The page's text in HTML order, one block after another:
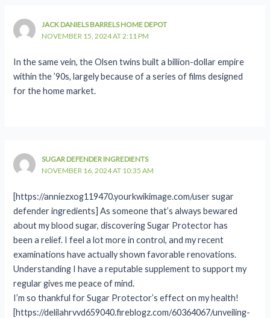
JACK DANIELS BARRELS HOME DEPOT
NOVEMBER 15, 2024 AT 2:11 PM
In the same vein, the Olsen twins built a billion-dollar empire
within the ’90s, largely because of a series of films designed
for the home market.
SUGAR DEFENDER INGREDIENTS
NOVEMBER 16, 2024 AT 10:35 AM
[https://anniezxog119470.yourkwikimage.com/user sugar
defender ingredients] As someone that’s always bewared
about my blood sugar, discovering Sugar Protector has
been a relief. I feel a lot more in control, and my recent
examinations have actually shown favorable renovations.
Understanding I have a reputable supplement to support my
regular gives me peace of mind.
I’m so thankful for Sugar Protector’s effect on my health!
[https://delilahrvvd659040.fireblogz.com/60364067/unveiling-